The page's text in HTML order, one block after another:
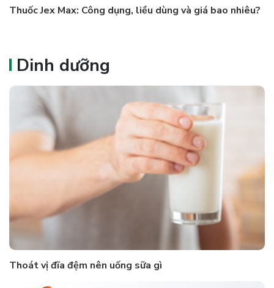
Thuốc Jex Max: Công dụng, liều dùng và giá bao nhiêu?
Dinh dưỡng
Thoát vị đĩa đệm nên uống sữa gì